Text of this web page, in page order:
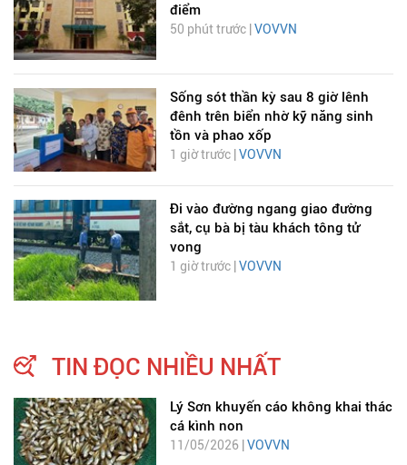
điểm
50 phút trước | VOVVN
Sống sót thần kỳ sau 8 giờ lênh
đênh trên biển nhờ kỹ năng sinh
tồn và phao xốp
1 giờ trước | VOVVN
Đi vào đường ngang giao đường
sắt, cụ bà bị tàu khách tông tử
vong
1 giờ trước | VOVVN
TIN ĐỌC NHIỀU NHẤT
Lý Sơn khuyến cáo không khai thác
cá kình non
11/05/2026 | VOVVN